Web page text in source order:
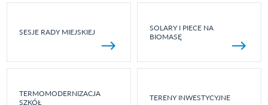
SESJE RADY MIEJSKIEJ
SOLARY I PIECE NA
BIOMASĘ
TERMOMODERNIZACJA
SZKÓŁ
TERENY INWESTYCYJNE